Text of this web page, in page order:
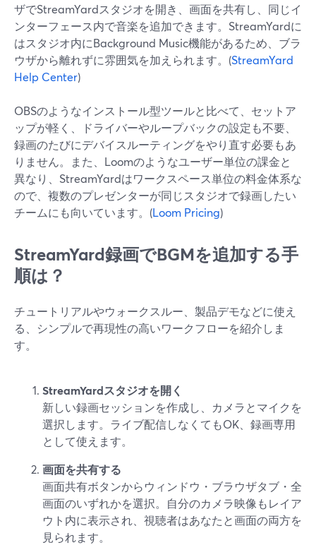
ザでStreamYardスタジオを開き、画面を共有し、同じイ
ンターフェース内で音楽を追加できます。StreamYardに
はスタジオ内にBackground Music機能があるため、ブラ
ウザから離れずに雰囲気を加えられます。(StreamYard
Help Center)
OBSのようなインストール型ツールと比べて、セットア
ップが軽く、ドライバーやループバックの設定も不要、
録画のたびにデバイスルーティングをやり直す必要もあ
りません。また、Loomのようなユーザー単位の課金と
異なり、StreamYardはワークスペース単位の料金体系な
ので、複数のプレゼンターが同じスタジオで録画したい
チームにも向いています。(Loom Pricing)
StreamYard録画でBGMを追加する手
順は？
チュートリアルやウォークスルー、製品デモなどに使え
る、シンプルで再現性の高いワークフローを紹介しま
す。
StreamYardスタジオを開く
新しい録画セッションを作成し、カメラとマイクを
選択します。ライブ配信しなくてもOK、録画専用
として使えます。
画面を共有する
画面共有ボタンからウィンドウ・ブラウザタブ・全
画面のいずれかを選択。自分のカメラ映像もレイア
ウト内に表示され、視聴者はあなたと画面の両方を
見られます。